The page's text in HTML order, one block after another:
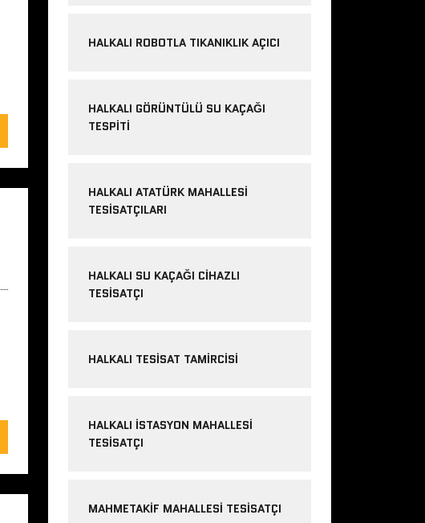
HALKALI ROBOTLA TIKANIKLIK AÇICI
HALKALI GÖRÜNTÜLÜ SU KAÇAĞI
TESPITI
HALKALI ATATÜRK MAHALLESI
TESISATÇILARI
HALKALI SU KAÇAĞI CIHAZLI
TESISATÇI
HALKALI TESISAT TAMIRCISI
HALKALI İSTASYON MAHALLESI
TESISATÇI
MAHMETAKIF MAHALLESI TESISATÇI